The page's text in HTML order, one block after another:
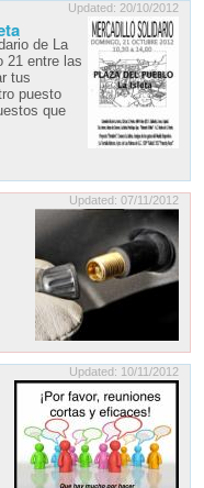
Updated: 20/10/2012
de La
21 entre las
tus
puesto
que
Updated: 07/11/2012
Updated: 10/11/2012